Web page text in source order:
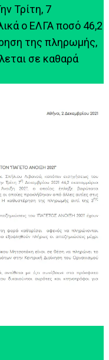
Τρίτη, 7
ο ΕΛΓΑ ποσό 46,2
της πληρωμής,
σε καθαρά